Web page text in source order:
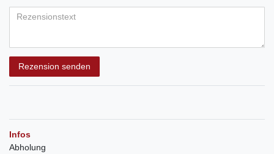
Rezension senden
Infos
Abholung